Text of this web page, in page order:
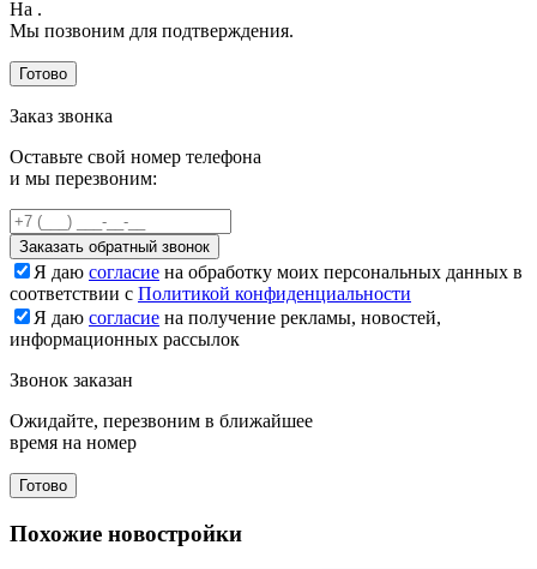
На .
Мы позвоним для подтверждения.
Готово
Заказ звонка
Оставьте свой номер телефона
и мы перезвоним:
Заказать обратный звонок
Я даю согласие на обработку моих персональных данных в
соответствии с Политикой конфиденциальности
Я даю согласие на получение рекламы, новостей,
информационных рассылок
Звонок заказан
Ожидайте, перезвоним в ближайшее
время на номер
Готово
Похожие новостройки